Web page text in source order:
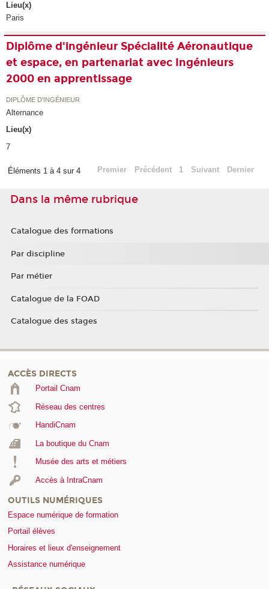
Lieu(x)
Paris
Diplôme d'ingénieur Spécialité Aéronautique
et espace, en partenariat avec Ingénieurs
2000 en apprentissage
DIPLÔME D'INGÉNIEUR
Alternance
Lieu(x)
7
Éléments 1 à 4 sur 4 Premier Précédent 1 Suivant Dernier
Dans la même rubrique
Catalogue des formations
Par discipline
Par métier
Catalogue de la FOAD
Catalogue des stages
ACCÈS DIRECTS
Portail Cnam
Réseau des centres
HandiCnam
La boutique du Cnam
Musée des arts et métiers
Accès à IntraCnam
OUTILS NUMÉRIQUES
Espace numérique de formation
Portail élèves
Horaires et lieux d'enseignement
Assistance numérique